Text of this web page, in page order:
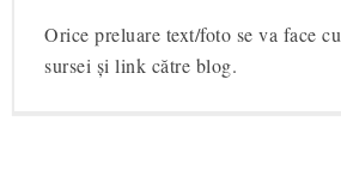
Orice preluare text/foto se va face
sursei și link către blog.